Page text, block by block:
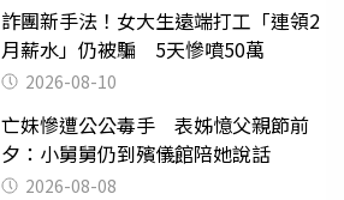
詐團新手法！女大生遠端打工「連領2
月薪水」仍被騙 5天慘噴50萬
2026-08-10
亡妹慘遭公公毒手 表姊憶父親節前
夕：小舅舅仍到殯儀館陪她說話
2026-08-08